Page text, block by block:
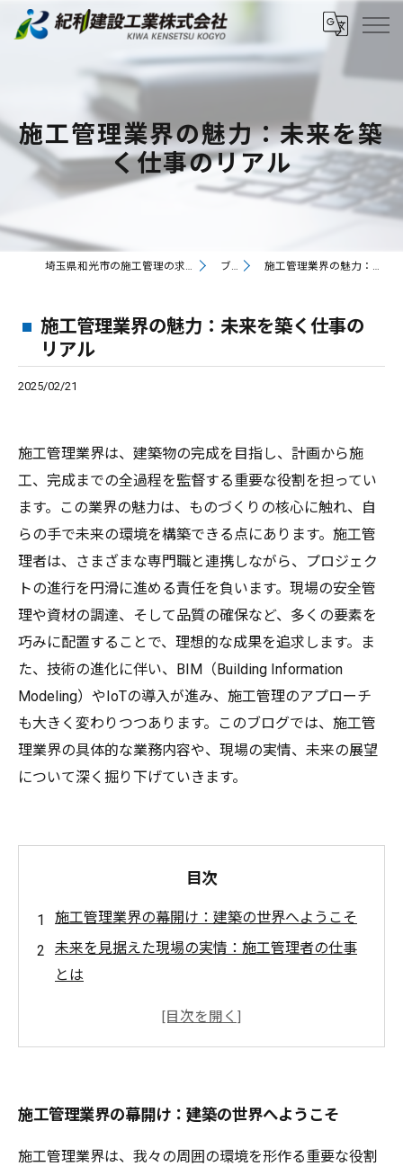
施工管理業界の魅力：未来を築
く仕事のリアル
埼玉県和光市の施工管理の求人なら紀和建設工業株式会社 ブログ 施工管理業界の魅力：未来を築く仕事のリアル
施工管理業界の魅力：未来を築く仕事の
リアル
2025/02/21
施工管理業界は、建築物の完成を目指し、計画から施
工、完成までの全過程を監督する重要な役割を担ってい
ます。この業界の魅力は、ものづくりの核心に触れ、自
らの手で未来の環境を構築できる点にあります。施工管
理者は、さまざまな専門職と連携しながら、プロジェク
トの進行を円滑に進める責任を負います。現場の安全管
理や資材の調達、そして品質の確保など、多くの要素を
巧みに配置することで、理想的な成果を追求します。ま
た、技術の進化に伴い、BIM（Building Information
Modeling）やIoTの導入が進み、施工管理のアプローチ
も大きく変わりつつあります。このブログでは、施工管
理業界の具体的な業務内容や、現場の実情、未来の展望
について深く掘り下げていきます。
目次
施工管理業界の幕開け：建築の世界へようこそ
未来を見据えた現場の実情：施工管理者の仕事
とは
安全第一！施工管理における安全管理の重要性
施工管理業界の魅力を探る：ものづくりへの情
熱
施工管理業界の幕開け：建築の世界へようこそ
施工管理業界は、我々の周囲の環境を形作る重要な役割